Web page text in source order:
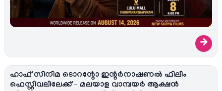
→
ഹാഫ് സിനിമ ടൊറന്റോ ഇന്റർനാഷണൽ ഫിലിം
ഫെസ്റ്റിവലിലേക്ക് – മലയാള വാമ്പയർ ആക്ഷൻ